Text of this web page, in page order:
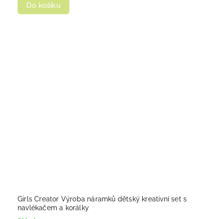
Do košíku
Girls Creator Výroba náramků dětský kreativní set s
navlékačem a korálky